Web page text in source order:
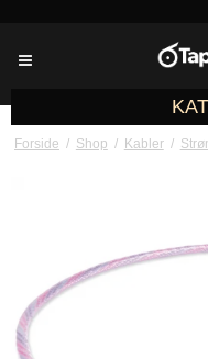
Forside / Shop / Kabler /